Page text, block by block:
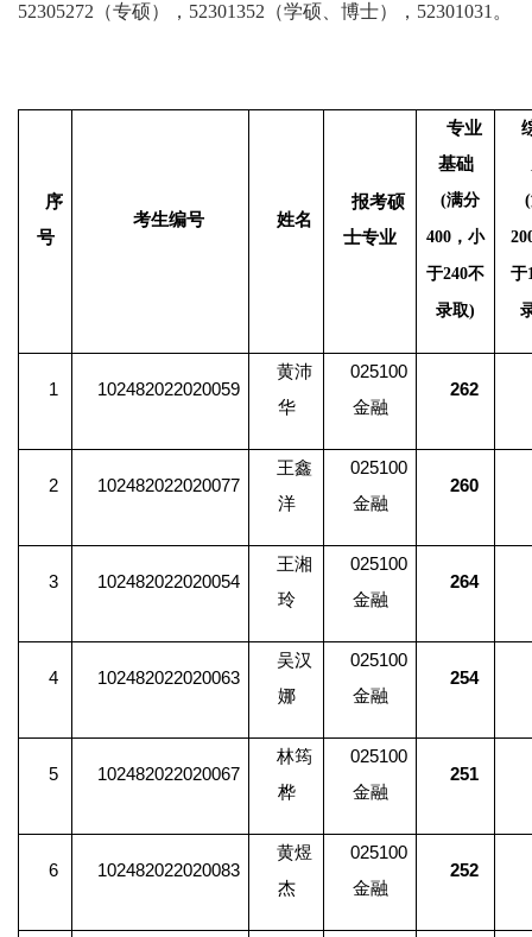
52305272（专硕），52301352（学硕、博士），52301031。
序
号
考生编号 姓名
报考硕
士专业
专业
基础
(满分
400，小
于240不
录取)
(
于
1 102482022020059
黄沛
华
025100
金融
262
2 102482022020077
王鑫
洋
025100
金融
260
3 102482022020054
王湘
玲
025100
金融
264
4 102482022020063
吴汉
娜
025100
金融
254
5 102482022020067
林筠
桦
025100
金融
251
6 102482022020083
黄煜
杰
025100
金融
252